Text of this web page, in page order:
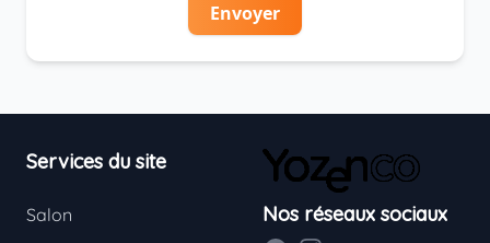
Envoyer
Services du site
Salon
Nos réseaux sociaux